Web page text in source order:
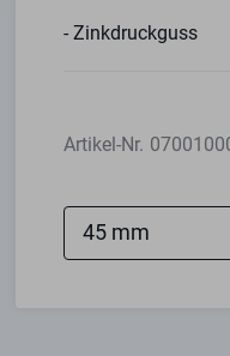
- Zinkdruckguss
Artikel-Nr.